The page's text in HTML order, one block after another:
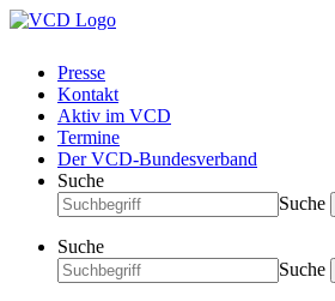
Presse
Kontakt
Aktiv im VCD
Termine
Der VCD-Bundesverband
Suche
Suche
Suche
Suche